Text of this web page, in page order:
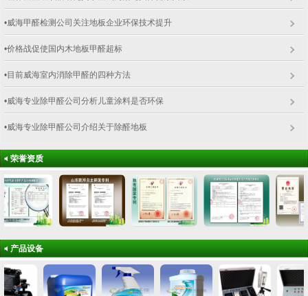
•威海甲醛检测公司关注地板企业环保技术提升
•价格战促使国内木地板甲醛超标
•目前威海室内消除甲醛的四种方法
•威海专业除甲醛公司分析儿童涂料是否环保
•威海专业除甲醛公司介绍关于除醛地板
荣誉资质
产品设备